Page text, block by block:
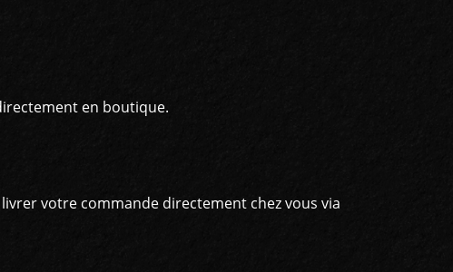
en boutique.
votre commande directement chez vous via